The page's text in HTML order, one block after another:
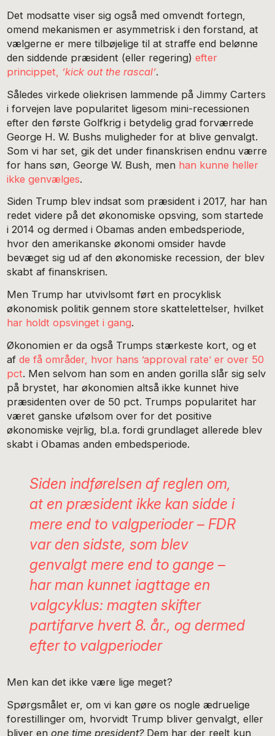
Det modsatte viser sig også med omvendt fortegn,
omend mekanismen er asymmetrisk i den forstand, at
vælgerne er mere tilbøjelige til at straffe end belønne
den siddende præsident (eller regering)efter
princippet, ’kick out the rascal’.
Således virkede oliekrisen lammende på Jimmy Carters
i forvejen lave popularitet ligesom mini-recessionen
efter den første Golfkrig i betydelig grad forværrede
George H. W. Bushs muligheder for at blive genvalgt.
Som vi har set, gik det under finanskrisen endnu værre
for hans søn, George W. Bush, men han kunne heller
ikke genvælges.
Siden Trump blev indsat som præsident i 2017, har han
redet videre på det økonomiske opsving, som startede
i 2014 og dermed i Obamas anden embedsperiode,
hvor den amerikanske økonomi omsider havde
bevæget sig ud af den økonomiske recession, der blev
skabt af finanskrisen.
Men Trump har utvivlsomt ført en procyklisk
økonomisk politik gennem store skattelettelser, hvilket
har holdt opsvinget i gang.
Økonomien er da også Trumps stærkeste kort, og et
afde få områder, hvor hans ’approval rate’ er over 50
pct. Men selvom han som en anden gorilla slår sig selv
på brystet, har økonomien altså ikke kunnet hive
præsidenten over de 50 pct. Trumps popularitet har
været ganske ufølsom over for det positive
økonomiske vejrlig, bl.a. fordi grundlaget allerede blev
skabt i Obamas anden embedsperiode.
Siden indførelsen af reglen om,
at en præsident ikke kan sidde i
mere end to valgperioder – FDR
var den sidste, som blev
genvalgt mere end to gange –
har man kunnet iagttage en
valgcyklus: magten skifter
partifarve hvert 8. år., og dermed
efter to valgperioder
Men kan det ikke være lige meget?
Spørgsmålet er, om vi kan gøre os nogle ædruelige
forestillinger om, hvorvidt Trump bliver genvalgt, eller
bliver enone time president?Dem har der reelt kun